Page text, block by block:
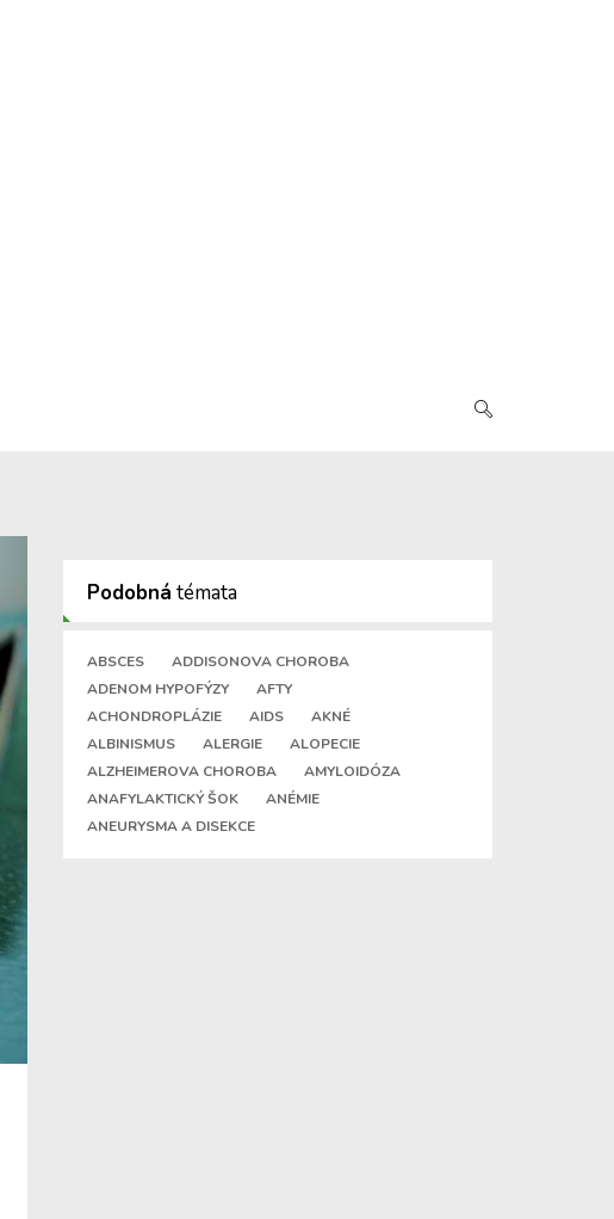
Podobná témata
ABSCES
ADDISONOVA CHOROBA
ADENOM HYPOFÝZY
AFTY
ACHONDROPLÁZIE
AIDS
AKNÉ
ALBINISMUS
ALERGIE
ALOPECIE
ALZHEIMEROVA CHOROBA
AMYLOIDÓZA
ANAFYLAKTICKÝ ŠOK
ANÉMIE
ANEURYSMA A DISEKCE